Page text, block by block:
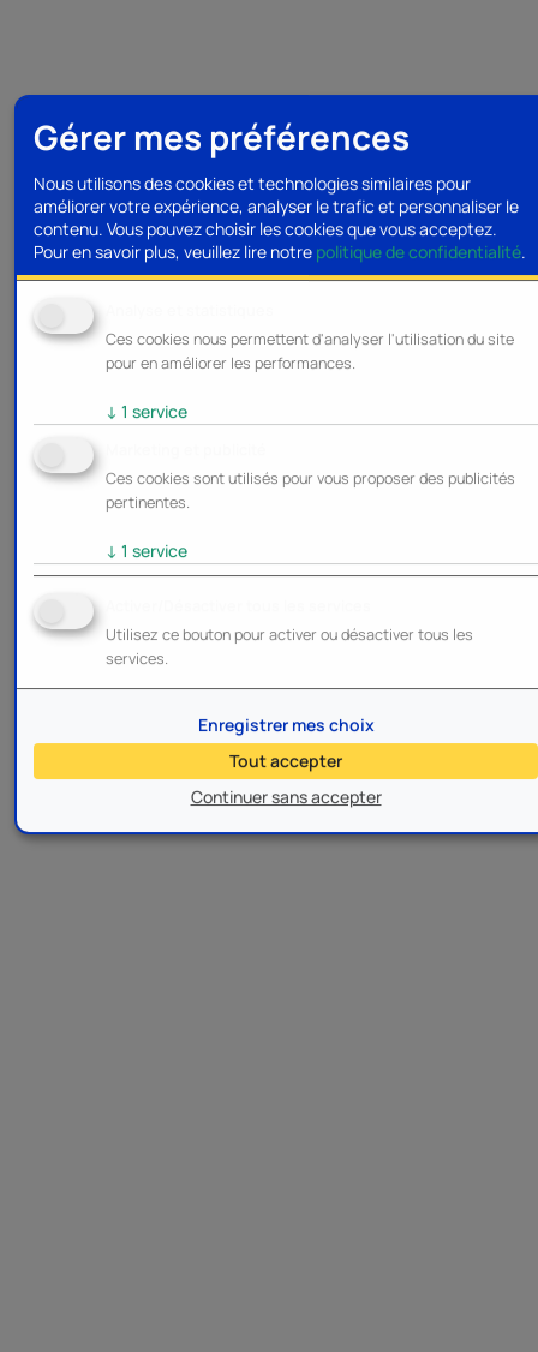
Gérer mes préférences
Nous utilisons des cookies et technologies similaires pour
améliorer votre expérience, analyser le trafic et personnaliser le
contenu. Vous pouvez choisir les cookies que vous acceptez.
Pour en savoir plus, veuillez lire notre politique de confidentialité.
Ces cookies nous permettent d'analyser l'utilisation du site
pour en améliorer les performances.
↓ 1 service
Ces cookies sont utilisés pour vous proposer des publicités
pertinentes.
↓ 1 service
Utilisez ce bouton pour activer ou désactiver tous les
services.
Continuer sans accepter
Enregistrer mes choix
Tout accepter